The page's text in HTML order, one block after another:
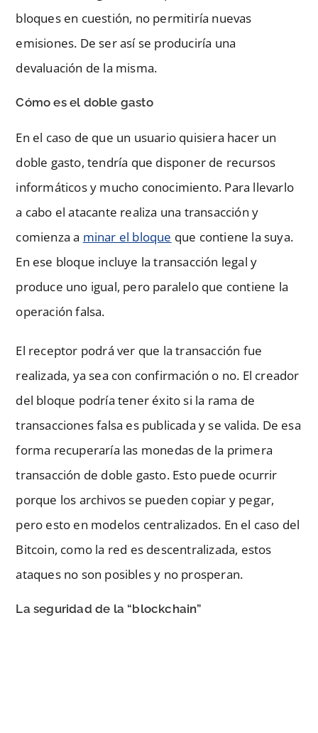
bloques en cuestión, no permitiría nuevas
emisiones. De ser así se produciría una
devaluación de la misma.
Cómo es el doble gasto
En el caso de que un usuario quisiera hacer un
doble gasto, tendría que disponer de recursos
informáticos y mucho conocimiento. Para llevarlo
a cabo el atacante realiza una transacción y
comienza a minar el bloque que contiene la suya.
En ese bloque incluye la transacción legal y
produce uno igual, pero paralelo que contiene la
operación falsa.
El receptor podrá ver que la transacción fue
realizada, ya sea con confirmación o no. El creador
del bloque podría tener éxito si la rama de
transacciones falsa es publicada y se valida. De esa
forma recuperaría las monedas de la primera
transacción de doble gasto. Esto puede ocurrir
porque los archivos se pueden copiar y pegar,
pero esto en modelos centralizados. En el caso del
Bitcoin, como la red es descentralizada, estos
ataques no son posibles y no prosperan.
La seguridad de la “blockchain”